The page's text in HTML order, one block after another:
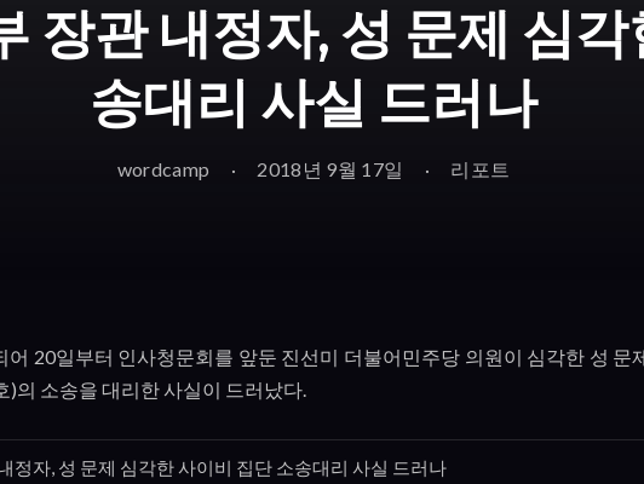
장관 내정자, 성 문제 심
송대리 사실 드러나
wordcamp 2018년 9월 17일 리포트
어 20일부터 인사청문회를 앞둔 진선미 더불어민주당 의원이 심각한 성 문
)의 소송을 대리한 사실이 드러났다.